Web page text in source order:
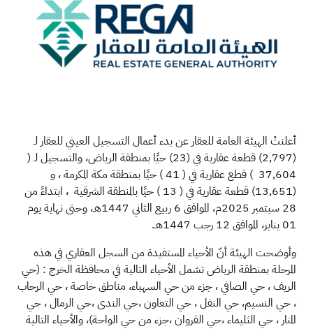
أعلنتْ الهيئة العامة للعقار عن بدء أعمال التسجيل العيني للعقار لـ
(
2,797) قطعة عقارية في (23) حيًا بمنطقة الرياض، والتسجيل لـ (
37,604
) قطع عقارية في ( 41 ) حيًا بمنطقة مكة المكرمة ، و
(
13,651
) قطعة عقارية في ( 13 ) حيًا بالمنطقة الشرقية ، ابتداءً من
28 سبتمبر 2025م، الموافق 6 ربيع الثاني 1447هـ، وحتى نهاية يوم
01 يناير، الموافق 12 رجب 1447هـ.
وأوضحت الهيئة أنّ الأحياء المستفيدة من السجل العقاري في هذه
المرحلة بمنطقة الرياض تشمل الأحياء التالية في محافظة الخرج : (حي
الريف ، حي الصافي ، جزء من حي السهباء، مناطق خاصة ، حي الرحاب
، حي النسيم، حي النفل ، حي التعاون ،حي الندى ،حي الرمال ، حي
المنار ، حي الثليماء ،حي القروان ،جزء من حي الواحة)، والأحياء التالية